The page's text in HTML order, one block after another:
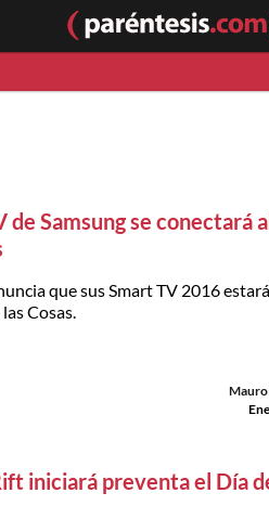
de Samsung se conectará
que sus Smart TV 2016
Cosas.
iniciará preventa el Día